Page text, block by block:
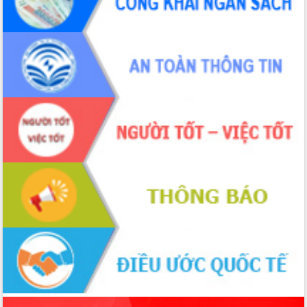
món ăn từ sầu riêng
Đắk Lắk công bố Quy hoạch và xúc
tiến đầu tư tỉnh
Ngành cá ngừ Đắk Lắk chủ động thích
ứng để giữ vững thị trường xuất khẩu
Diễn đàn Kinh tế tư nhân Việt Nam đột
phá cơ chế - Hợp tác công tư
Đề án 06 tạo bước ngoặt đột phá trong
cải cách hành chính tỉnh Đắk Lắk
Kết nối tour, đẩy mạnh chuyển đổi số
để phát triển du lịch Đắk Lắk
Khởi động Dự án Đầu tư xây dựng hạ
tầng kỹ thuật Cụm công nghiệp Tân
Tiến
Gặp mặt các cơ quan báo chí nhân Kỷ
niệm 101 năm Ngày Báo chí Cách
mạng Việt Nam
Đắk Lắk sơ kết 4 năm triển khai thực
hiện Đề án 06 của Chính phủ
Họp báo thông tin về Hội nghị Công bố